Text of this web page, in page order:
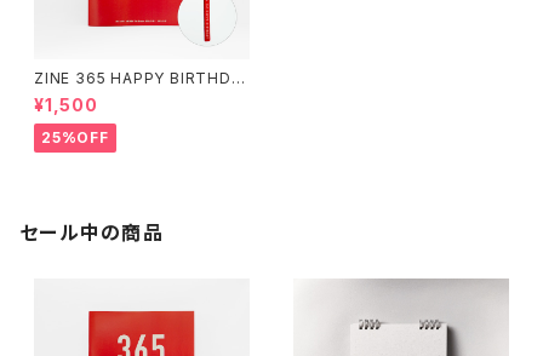
ZINE 365 HAPPY BIRTHDA
Y（アクリルキーホルダー付き）
¥1,500
25%OFF
セール中の商品